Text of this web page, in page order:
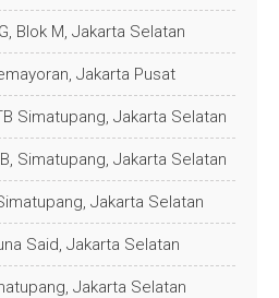
Blok M, Jakarta Selatan
Jakarta Pusat
Simatupang, Jakarta Selatan
Simatupang, Jakarta Selatan
Jakarta Selatan
Said, Jakarta Selatan
Jakarta Selatan